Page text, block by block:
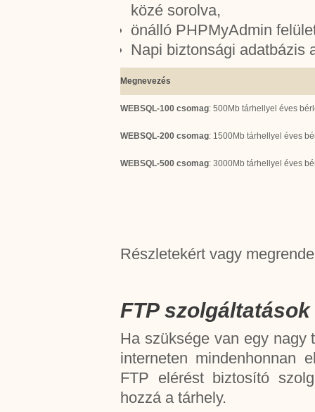
közé sorolva,
önálló PHPMyAdmin
Napi biztonsági adatbázis
Megnevezés
WEBSQL-100 csomag: 500Mb tárhellyel éves
WEBSQL-200 csomag: 1500Mb tárhellyel éves
WEBSQL-500 csomag: 3000Mb tárhellyel éves
Részletekért vagy
FTP szolgáltatások
Ha szüksége van egy nagy
interneten mindenhonnan
FTP elérést biztosító
hozzá a tárhely.